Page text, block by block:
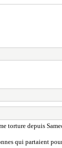
torture depuis
qui partaient